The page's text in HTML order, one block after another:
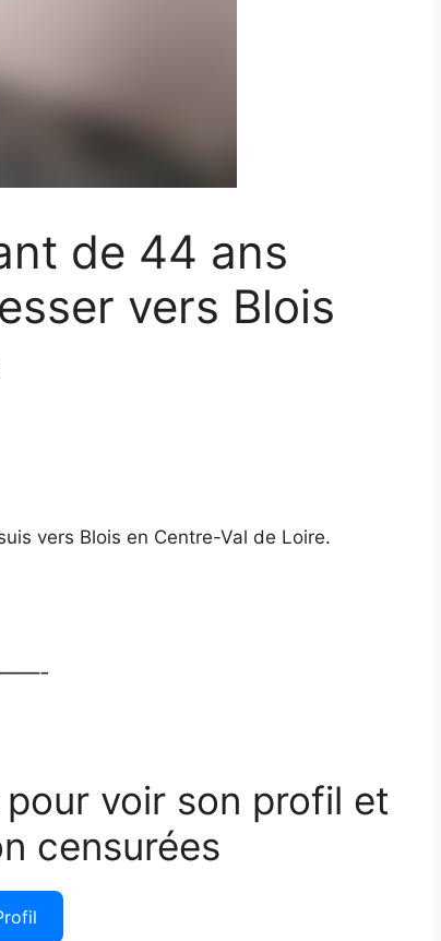
de 44 ans
vers Blois
vers Blois en Centre-Val de Loire.
voir son profil et
censurées